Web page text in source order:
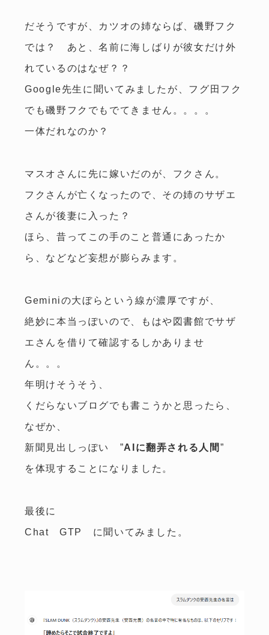
暮らしのコラム
よくある質問
スタッフブログ
株式会社 林友 / 建築事業部
〒390-0841
受付時間 8:00～17:00/ 火・水定休
だそうですが、カツオの姉ならば、磯野フク
では？ あと、名前に海しばりが彼女だけ外
れているのはなぜ？？
Google先生に聞いてみましたが、フグ田フク
でも磯野フクでもでてきません。。。。
一体だれなのか？
マスオさんに先に嫁いだのが、フクさん。
フクさんが亡くなったので、その姉のサザエ
さんが後妻に入った？
ほら、昔ってこの手のこと普通にあったか
ら、などなど妄想が膨らみます。
Geminiの大ぼらという線が濃厚ですが、
絶妙に本当っぽいので、もはや図書館でサザ
エさんを借りて確認するしかありませ
ん。。。
年明けそうそう、
くだらないブログでも書こうかと思ったら、
なぜか、
新聞見出しっぽい ”AIに翻弄される人間 ”
を体現することになりました。
最後に
Chat GTP に聞いてみました。